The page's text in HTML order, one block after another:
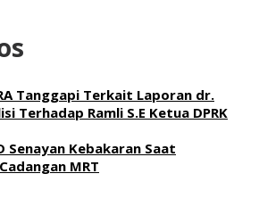
Tanggapi Terkait Laporan dr.
Terhadap Ramli S.E Ketua DPRK
Senayan Kebakaran Saat
MRT